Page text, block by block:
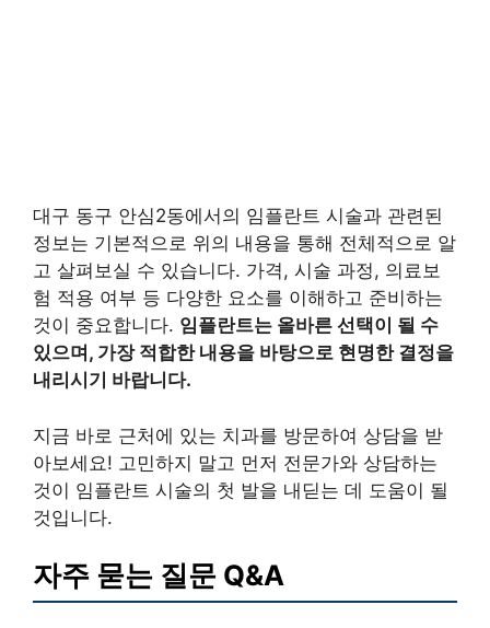
대구 동구 안심2동에서의 임플란트 시술과 관련된
정보는 기본적으로 위의 내용을 통해 전체적으로 알
고 살펴보실 수 있습니다. 가격, 시술 과정, 의료보
험 적용 여부 등 다양한 요소를 이해하고 준비하는
것이 중요합니다. 임플란트는 올바른 선택이 될 수
있으며, 가장 적합한 내용을 바탕으로 현명한 결정을
내리시기 바랍니다.
지금 바로 근처에 있는 치과를 방문하여 상담을 받
아보세요! 고민하지 말고 먼저 전문가와 상담하는
것이 임플란트 시술의 첫 발을 내딛는 데 도움이 될
것입니다.
자주 묻는 질문 Q&A